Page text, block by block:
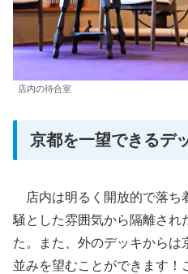
店内の待合室
京都を一望できるデ
店内は明るく開放的で落ち
騒とした雰囲気から隔離され
た。また、外のデッキから
並みを望むことができます！